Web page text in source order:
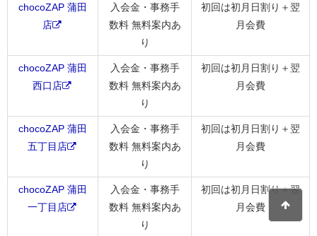
chocoZAP 蒲田
店
入会金・事務手
数料 無料案内あ
り
初回は初月日割り＋翌
月会費
chocoZAP 蒲田
西口店
入会金・事務手
数料 無料案内あ
り
初回は初月日割り＋翌
月会費
chocoZAP 蒲田
五丁目店
入会金・事務手
数料 無料案内あ
り
初回は初月日割り＋翌
月会費
chocoZAP 蒲田
一丁目店
入会金・事務手
数料 無料案内あ
り
初回は初月日割り＋翌
月会費